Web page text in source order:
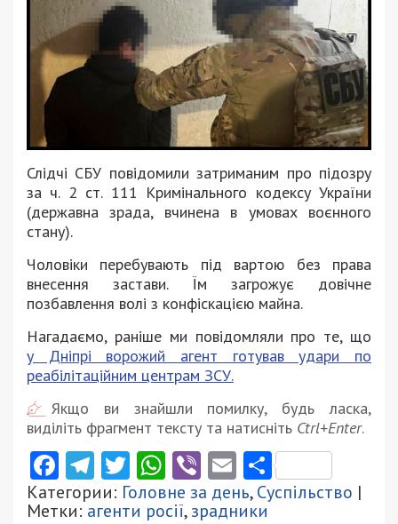
Слідчі СБУ повідомили затриманим про підозру
за ч. 2 ст. 111 Кримінального кодексу України
(державна зрада, вчинена в умовах воєнного
стану).
Чоловіки перебувають під вартою без права
внесення застави. Їм загрожує довічне
позбавлення волі з конфіскацією майна.
Нагадаємо, раніше ми повідомляли про те, що
у Дніпрі ворожий агент готував удари по
реабілітаційним центрам ЗСУ.
Якщо ви знайшли помилку, будь ласка,
виділіть фрагмент тексту та натисніть Ctrl+Enter.
Facebook
Telegram
Twitter
WhatsApp
ViberEmail
Категории: Головне за день,Суспільство |
Метки: агенти росії,зрадники